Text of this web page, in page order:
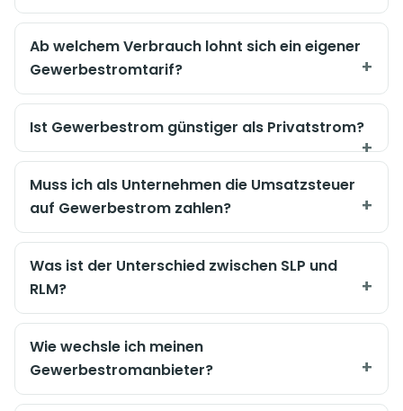
Ab welchem Verbrauch lohnt sich ein eigener
Gewerbestromtarif?
Ist Gewerbestrom günstiger als Privatstrom?
Muss ich als Unternehmen die Umsatzsteuer
auf Gewerbestrom zahlen?
Was ist der Unterschied zwischen SLP und
RLM?
Wie wechsle ich meinen
Gewerbestromanbieter?